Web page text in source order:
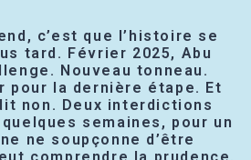
c’est que l’histoire se
tard. Février 2025, Abu
Nouveau tonneau.
pour la dernière étape. Et
non. Deux interdictions
semaines, pour un
ne soupçonne d’être